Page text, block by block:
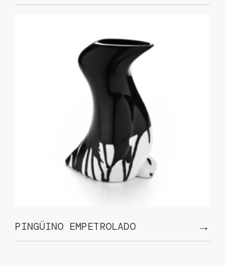
PINGÜINO EMPETROLADO →